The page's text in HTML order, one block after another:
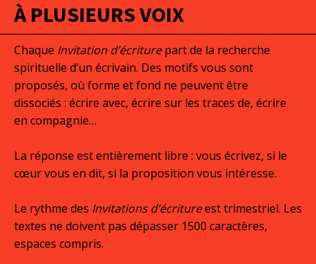
À PLUSIEURS VOIX
Chaque Invitation d’écriturepart de la recherche
spirituelle d’un écrivain. Des motifs vous sont
proposés, où forme et fond ne peuvent être
dissociés : écrire avec, écrire sur les traces de, écrire
en compagnie…
La réponse est entièrement libre : vous écrivez, si le
cœur vous en dit, si la proposition vous intéresse.
Le rythme des Invitations d’écritureest trimestriel. Les
textes ne doivent pas dépasser 1500 caractères,
espaces compris.